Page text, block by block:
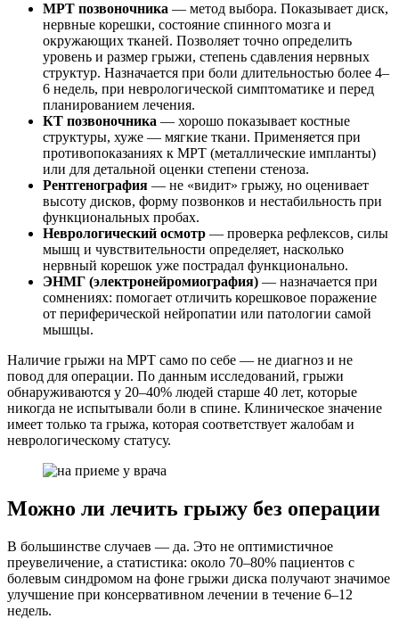
МРТ позвоночника — метод выбора. Показывает диск,
нервные корешки, состояние спинного мозга и
окружающих тканей. Позволяет точно определить
уровень и размер грыжи, степень сдавления нервных
структур. Назначается при боли длительностью более 4–
6 недель, при неврологической симптоматике и перед
планированием лечения.
КТ позвоночника — хорошо показывает костные
структуры, хуже — мягкие ткани. Применяется при
противопоказаниях к МРТ (металлические импланты)
или для детальной оценки степени стеноза.
Рентгенография — не «видит» грыжу, но оценивает
высоту дисков, форму позвонков и нестабильность при
функциональных пробах.
Неврологический осмотр — проверка рефлексов, силы
мышц и чувствительности определяет, насколько
нервный корешок уже пострадал функционально.
ЭНМГ (электронейромиография) — назначается при
сомнениях: помогает отличить корешковое поражение
от периферической нейропатии или патологии самой
мышцы.
Наличие грыжи на МРТ само по себе — не диагноз и не
повод для операции. По данным исследований, грыжи
обнаруживаются у 20–40% людей старше 40 лет, которые
никогда не испытывали боли в спине. Клиническое значение
имеет только та грыжа, которая соответствует жалобам и
неврологическому статусу.
Можно ли лечить грыжу без операции
В большинстве случаев — да. Это не оптимистичное
преувеличение, а статистика: около 70–80% пациентов с
болевым синдромом на фоне грыжи диска получают значимое
улучшение при консервативном лечении в течение 6–12
недель.